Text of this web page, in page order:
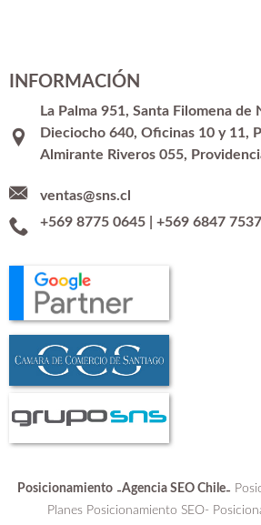
INFORMACIÓN
La Palma 951, Santa Filomena de
Dieciocho 640, Oficinas 10 y 11,
Almirante Riveros 055,
ventas@sns.cl
+569 8775 0645| +569 6847 7537
Posicionamiento-Agencia SEO Chile-
Planes Posicionamiento SEO-